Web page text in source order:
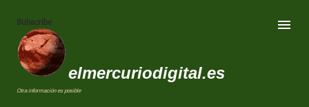
Subscribe
elmercuriodigital.es
Otra información es posible